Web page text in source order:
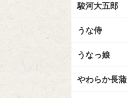
駿河大五郎
うな侍
うなっ娘
やわらか長